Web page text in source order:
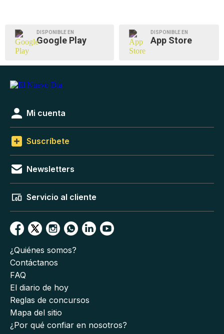
DISPONIBLE EN
Google Play
DISPONIBLE EN
App Store
Mi cuenta
Suscríbete
Newsletters
Servicio al cliente
¿Quiénes somos?
Contáctanos
FAQ
El diario de hoy
Reglas de concursos
Mapa del sitio
¿Por qué confiar en nosotros?